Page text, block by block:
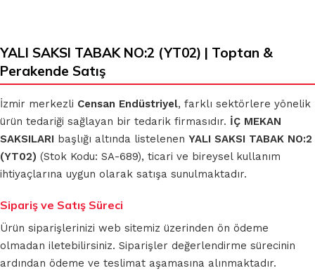
YALI SAKSI TABAK NO:2 (YT02) | Toptan &
Perakende Satış
İzmir merkezli Censan Endüstriyel, farklı sektörlere yönelik
ürün tedariği sağlayan bir tedarik firmasıdır. İÇ MEKAN
SAKSILARI başlığı altında listelenen YALI SAKSI TABAK NO:2
(YT02) (Stok Kodu: SA-689), ticari ve bireysel kullanım
ihtiyaçlarına uygun olarak satışa sunulmaktadır.
Sipariş ve Satış Süreci
Ürün siparişlerinizi web sitemiz üzerinden ön ödeme
olmadan iletebilirsiniz. Siparişler değerlendirme sürecinin
ardından ödeme ve teslimat aşamasına alınmaktadır.